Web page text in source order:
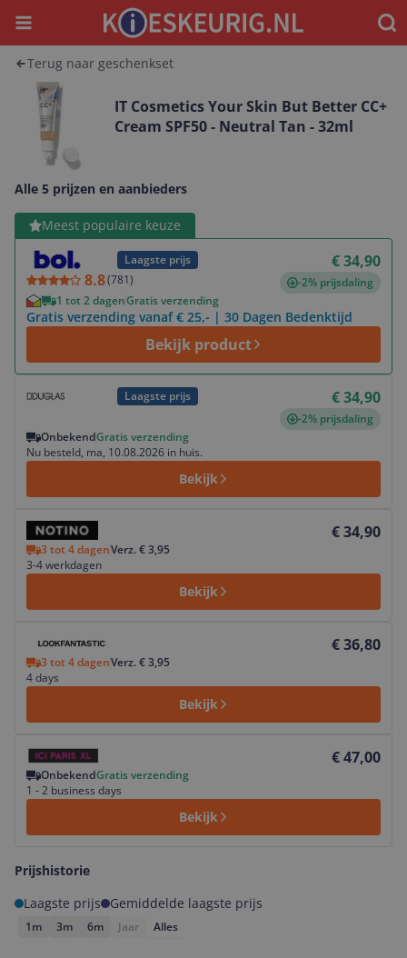
Menu
Terug naar geschenkset
IT Cosmetics Your Skin But Better CC+
Cream SPF50 - Neutral Tan - 32ml
Alle 5 prijzen en aanbieders
Meest populaire keuze
Laagste prijs
8.8(781)
€ 34,90
-2% prijsdaling
1 tot 2 dagenGratis verzending
Gratis verzending vanaf € 25,- | 30 Dagen Bedenktijd
Bekijk product
Bekijk product
Laagste prijs € 34,90
-2% prijsdaling
OnbekendGratis verzending
Nu besteld, ma, 10.08.2026 in huis.
Bekijk
€ 34,90
3 tot 4 dagenVerz. € 3,95
3-4 werkdagen
Bekijk
Bekijk product
€ 36,80
3 tot 4 dagenVerz. € 3,95
4 days
Bekijk
€ 47,00
OnbekendGratis verzending
1 - 2 business days
Bekijk
Bekijk product
Prijshistorie
Laagste prijs
Gemiddelde laagste prijs
1m 3m 6m Jaar Alles